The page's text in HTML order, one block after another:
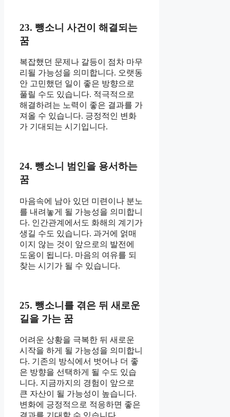
23. 뺑소니 사건이 해결되는
꿈
복잡했던 문제나 갈등이 점차 마무
리될 가능성을 의미합니다. 오랫동
안 고민했던 일이 좋은 방향으로
풀릴 수도 있습니다. 적극적으로
해결하려는 노력이 좋은 결과를 가
져올 수 있습니다. 긍정적인 변화
가 기대되는 시기입니다.
24. 뺑소니 범인을 용서하는
꿈
마음속에 남아 있던 미련이나 분노
를 내려놓게 될 가능성을 의미합니
다. 인간관계에서도 화해의 계기가
생길 수도 있습니다. 과거에 얽매
이지 않는 것이 앞으로의 발전에
도움이 됩니다. 마음의 여유를 되
찾는 시기가 될 수 있습니다.
25. 뺑소니를 겪은 뒤 새로운
길을 가는 꿈
어려운 상황을 극복한 뒤 새로운
시작을 하게 될 가능성을 의미합니
다. 기존의 방식에서 벗어나 더 좋
은 방향을 선택하게 될 수도 있습
니다. 지금까지의 경험이 앞으로
큰 자산이 될 가능성이 높습니다.
변화에 긍정적으로 적응하면 좋은